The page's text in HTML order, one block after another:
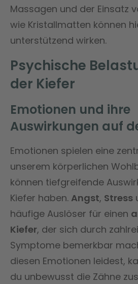
Massagen und der Einsatz
wie Kristallmatten können
unterstützend wirken.
Psychische
der Kiefer
Emotionen und ihre
Auswirkungen auf
Emotionen spielen eine
unserem körperlichen
können tiefgreifende
Kiefer haben. Angst, Stress
häufige Auslöser für einen
Kiefer, der sich durch
Symptome bemerkbar
diesen Emotionen leidest,
du unbewusst die Zähne